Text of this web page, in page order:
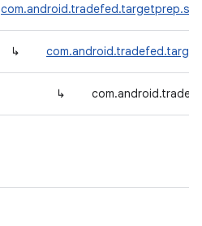
↳
↳